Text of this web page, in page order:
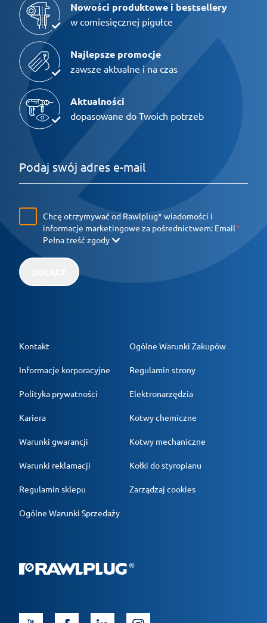
Nowości produktowe i bestsellery
w comiesięcznej pigułce
Najlepsze promocje
zawsze aktualne i na czas
Aktualności
dopasowane do Twoich potrzeb
Chcę otrzymywać od Rawlplug* wiadomości i
informacje marketingowe za pośrednictwem: Email
Pełna treść zgody
Kontakt
Informacje korporacyjne
Polityka prywatności
Kariera
Warunki gwarancji
Warunki reklamacji
Regulamin sklepu
Ogólne Warunki Sprzedaży
Ogólne Warunki Zakupów
Regulamin strony
Elektronarzędzia
Kotwy chemiczne
Kotwy mechaniczne
Kołki do styropianu
Zarządzaj cookies